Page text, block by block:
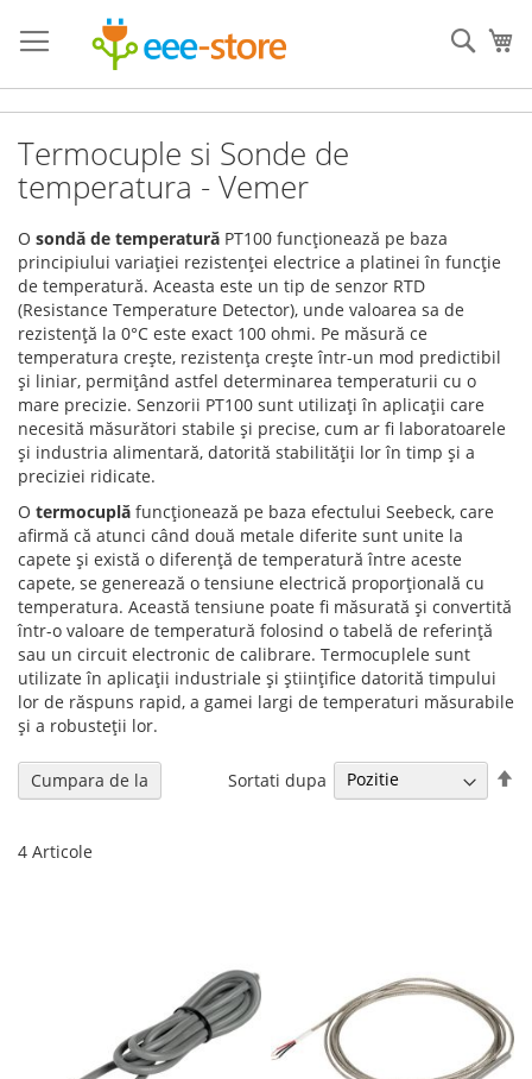
la
Continut
Termocuple si Sonde de
temperatura - Vemer
O sondă de temperatură PT100 funcționează pe baza
principiului variației rezistenței electrice a platinei în funcție
de temperatură. Aceasta este un tip de senzor RTD
(Resistance Temperature Detector), unde valoarea sa de
rezistență la 0°C este exact 100 ohmi. Pe măsură ce
temperatura crește, rezistența crește într-un mod predictibil
și liniar, permițând astfel determinarea temperaturii cu o
mare precizie. Senzorii PT100 sunt utilizați în aplicații care
necesită măsurători stabile și precise, cum ar fi laboratoarele
și industria alimentară, datorită stabilității lor în timp și a
preciziei ridicate.
O termocuplă funcționează pe baza efectului Seebeck, care
afirmă că atunci când două metale diferite sunt unite la
capete și există o diferență de temperatură între aceste
capete, se generează o tensiune electrică proporțională cu
temperatura. Această tensiune poate fi măsurată și convertită
într-o valoare de temperatură folosind o tabelă de referință
sau un circuit electronic de calibrare. Termocuplele sunt
utilizate în aplicații industriale și științifice datorită timpului
lor de răspuns rapid, a gamei largi de temperaturi măsurabile
și a robusteții lor.
4 Articole
Sortati dupa
Cumpara de la